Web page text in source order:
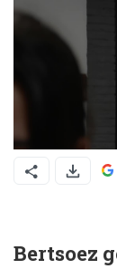
Bertsoez